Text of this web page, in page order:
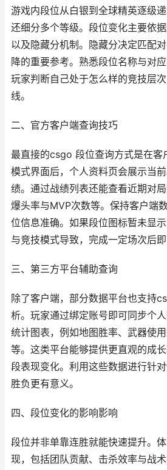
游戏内段位从白银到全球精英逐级
还细分多个等级。段位变化主要依
以及隐藏分机制。隐藏分决定匹配
降的重要参考。熟悉段位名称与对
玩家判断自己处于怎么样的竞技层
线。
二、官方客户端查询技巧
最直接的csgo 段位查询方式是在客
模式界面后，个人资料页会展示当
绩。通过战绩列表还能查看近期对局
爆头率与MVP次数等。保持客户端
位信息准确。如果段位图标暂未显
与竞技模式导致，完成一定场次后即
三、第三方平台辅助查询
除了客户端，部分数据平台也支持
析。玩家通过绑定账号即可同步个
统计图表，例如地图胜率、武器使
等。这类平台能够提供更直观的成
段表现变化。利用这些数据进行针
胜负更有意义。
四、段位变化的影响影响
段位并非单靠连胜就能快速提升。
现，包括团队贡献、击杀效率与战